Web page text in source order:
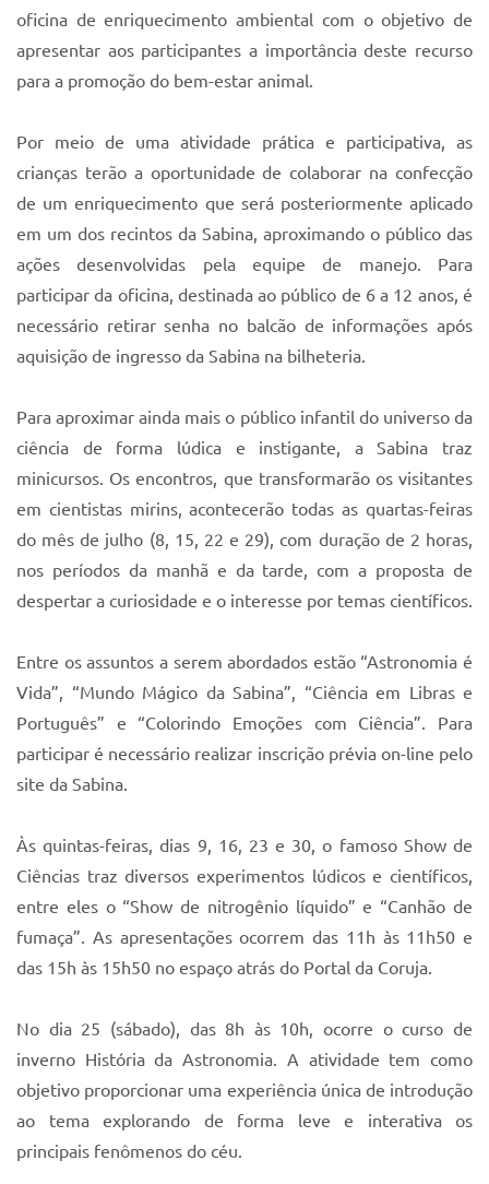
oficina de enriquecimento ambiental com o objetivo de
apresentar aos participantes a importância deste recurso
para a promoção do bem-estar animal.
Por meio de uma atividade prática e participativa, as
crianças terão a oportunidade de colaborar na confecção
de um enriquecimento que será posteriormente aplicado
em um dos recintos da Sabina, aproximando o público das
ações desenvolvidas pela equipe de manejo. Para
participar da oficina, destinada ao público de 6 a 12 anos, é
necessário retirar senha no balcão de informações após
aquisição de ingresso da Sabina na bilheteria.
Para aproximar ainda mais o público infantil do universo da
ciência de forma lúdica e instigante, a Sabina traz
minicursos. Os encontros, que transformarão os visitantes
em cientistas mirins, acontecerão todas as quartas-feiras
do mês de julho (8, 15, 22 e 29), com duração de 2 horas,
nos períodos da manhã e da tarde, com a proposta de
despertar a curiosidade e o interesse por temas científicos.
Entre os assuntos a serem abordados estão “Astronomia é
Vida”, “Mundo Mágico da Sabina”, “Ciência em Libras e
Português” e “Colorindo Emoções com Ciência”. Para
participar é necessário realizar inscrição prévia on-line pelo
site da Sabina.
Às quintas-feiras, dias 9, 16, 23 e 30, o famoso Show de
Ciências traz diversos experimentos lúdicos e científicos,
entre eles o “Show de nitrogênio líquido” e “Canhão de
fumaça”. As apresentações ocorrem das 11h às 11h50 e
das 15h às 15h50 no espaço atrás do Portal da Coruja.
No dia 25 (sábado), das 8h às 10h, ocorre o curso de
inverno História da Astronomia. A atividade tem como
objetivo proporcionar uma experiência única de introdução
ao tema explorando de forma leve e interativa os
principais fenômenos do céu.